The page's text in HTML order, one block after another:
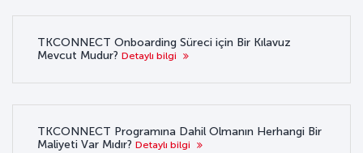
TKCONNECT Onboarding Süreci için Bir Kılavuz
Mevcut Mudur? Detaylı bilgi
TKCONNECT Programına Dahil Olmanın Herhangi Bir
Maliyeti Var Mıdır? Detaylı bilgi